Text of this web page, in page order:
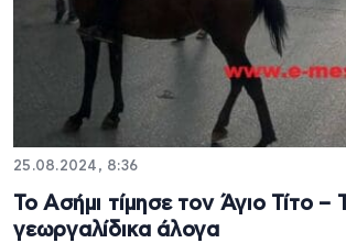
25.08.2024, 8:36
Το Ασήμι τίμησε τον Άγιο Τίτο –
γεωργαλίδικα άλογα